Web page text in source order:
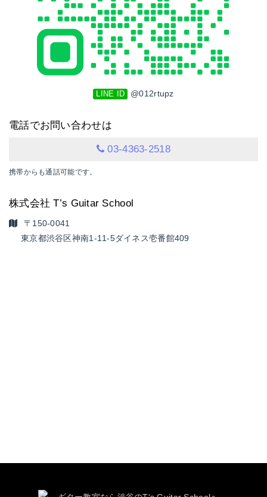
LINE ID @012rtupz
電話でお問い合わせは
03-4363-2518
携帯からも通話可能です。
株式会社 T’s Guitar School
〒150-0041
東京都渋谷区神南1-11-5ダイネス壱番館409